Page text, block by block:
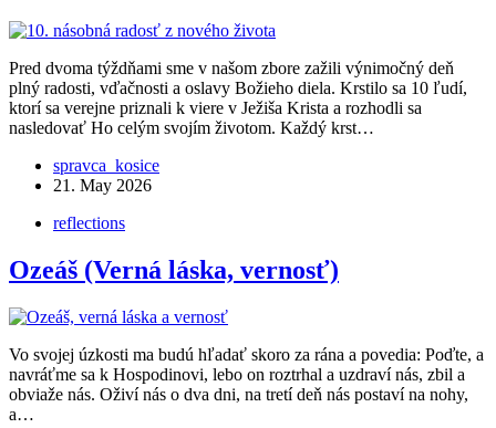
Pred dvoma týždňami sme v našom zbore zažili výnimočný deň
plný radosti, vďačnosti a oslavy Božieho diela. Krstilo sa 10 ľudí,
ktorí sa verejne priznali k viere v Ježiša Krista a rozhodli sa
nasledovať Ho celým svojím životom. Každý krst…
spravca_kosice
21. May 2026
reflections
Ozeáš (Verná láska, vernosť)
Vo svojej úzkosti ma budú hľadať skoro za rána a povedia: Poďte, a
navráťme sa k Hospodinovi, lebo on roztrhal a uzdraví nás, zbil a
obviaže nás. Oživí nás o dva dni, na tretí deň nás postaví na nohy,
a…